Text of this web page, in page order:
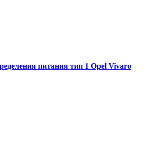
питания тип 1 Opel Vivaro